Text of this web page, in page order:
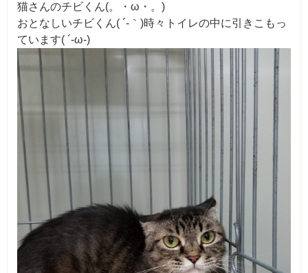
猫さんのチビくん(。・ω・。)
おとなしいチビくん( ´-｀)時々トイレの中に引きこもっ
ています( ´-ω-)